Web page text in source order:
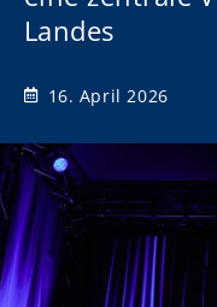
Landes
16. April 2026